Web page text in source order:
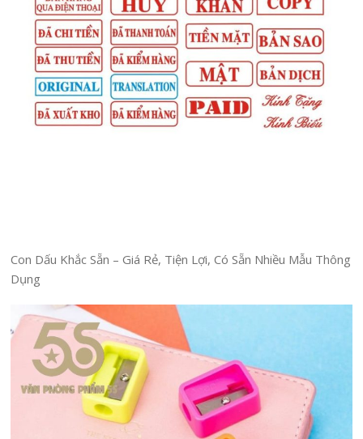
Con Dấu Khắc Sẵn – Giá Rẻ, Tiện Lợi, Có Sẵn Nhiều Mẫu Thông
Dụng